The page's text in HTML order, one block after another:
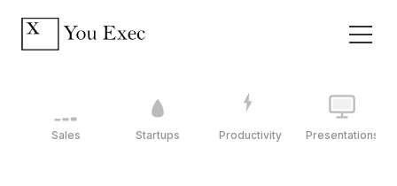
Sales Startups Productivity Presentations